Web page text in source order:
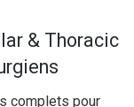
& Thoracic
complets pour